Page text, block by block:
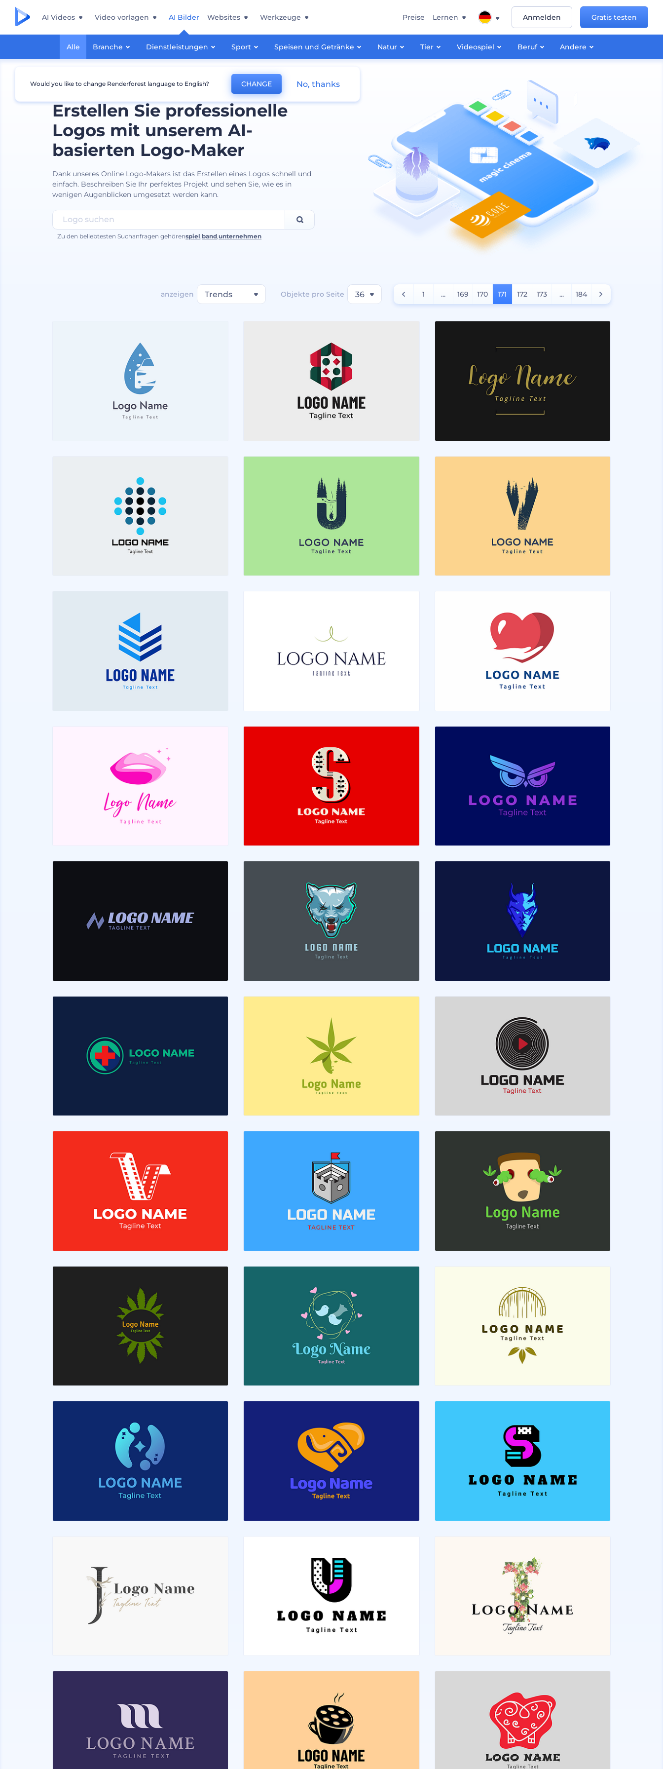
AI Videos Video vorlagen AI Bilder
Alle Branche Dienstleistungen Sport Speisen und Getränke Natur Tier Videospiel Beruf Andere
Websites Werkzeuge Preise Lernen Anmelden Gratis testen
Erstellen Sie professionelle
Logos mit unserem AI-
basierten Logo-Maker
Dank unseres Online Logo-Makers ist das Erstellen eines Logos schnell und
einfach. Beschreiben Sie Ihr perfektes Projekt und sehen Sie, wie es in
wenigen Augenblicken umgesetzt werden kann.
Zu den beliebtesten Suchanfragen gehörenspiel band ,unternehmen
anzeigen Trends Objekte pro Seite 36 1 ... 169 170 171 172 173 ... 184
Would you like to change Renderforest language to English? CHANGE No, thanks